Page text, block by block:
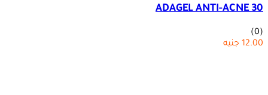
ADAGEL ANTI-ACNE 30
(0)
12.00 جنيه